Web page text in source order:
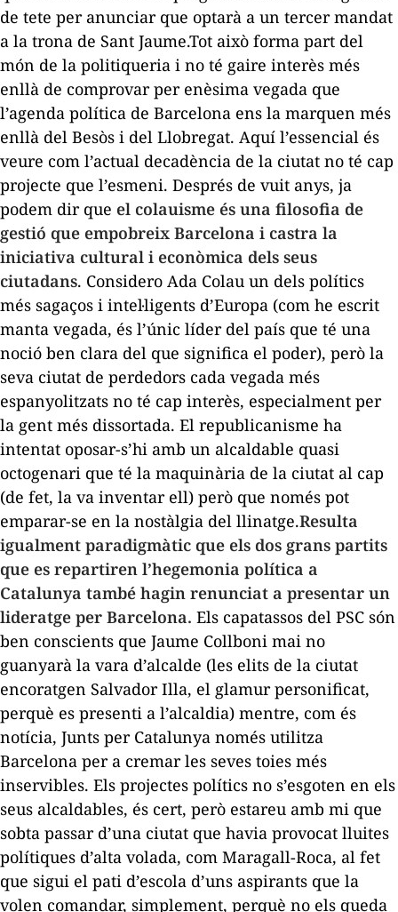
de tete per anunciar que optarà a un tercer mandat
a la trona de Sant Jaume.Tot això forma part del
món de la politiqueria i no té gaire interès més
enllà de comprovar per enèsima vegada que
l’agenda política de Barcelona ens la marquen més
enllà del Besòs i del Llobregat. Aquí l’essencial és
veure com l’actual decadència de la ciutat no té cap
projecte que l’esmeni. Després de vuit anys, ja
podem dir que el colauisme és una filosofia de
gestió que empobreix Barcelona i castra la
iniciativa cultural i econòmica dels seus
ciutadans. Considero Ada Colau un dels polítics
més sagaços i intel·ligents d’Europa (com he escrit
manta vegada, és l’únic líder del país que té una
noció ben clara del que significa el poder), però la
seva ciutat de perdedors cada vegada més
espanyolitzats no té cap interès, especialment per
la gent més dissortada. El republicanisme ha
intentat oposar-s’hi amb un alcaldable quasi
octogenari que té la maquinària de la ciutat al cap
(de fet, la va inventar ell) però que només pot
emparar-se en la nostàlgia del llinatge.Resulta
igualment paradigmàtic que els dos grans partits
que es repartiren l’hegemonia política a
Catalunya també hagin renunciat a presentar un
lideratge per Barcelona. Els capatassos del PSC són
ben conscients que Jaume Collboni mai no
guanyarà la vara d’alcalde (les elits de la ciutat
encoratgen Salvador Illa, el glamur personificat,
perquè es presenti a l’alcaldia) mentre, com és
notícia, Junts per Catalunya només utilitza
Barcelona per a cremar les seves toies més
inservibles. Els projectes polítics no s’esgoten en els
seus alcaldables, és cert, però estareu amb mi que
sobta passar d’una ciutat que havia provocat lluites
polítiques d’alta volada, com Maragall-Roca, al fet
que sigui el pati d’escola d’uns aspirants que la
volen comandar, simplement, perquè no els queda